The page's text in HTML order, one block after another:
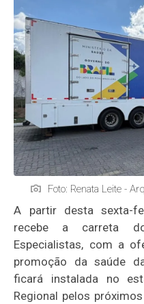
Foto: Renata Leite -
A partir desta sexta-
recebe a carreta
Especialistas, com a
promoção da saúde
ficará instalada no
Regional pelos